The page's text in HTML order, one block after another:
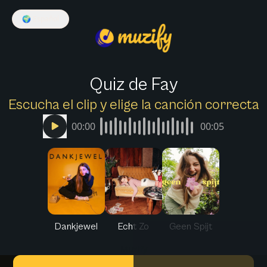
🌍
Quiz de Fay
Escucha el clip y elige la canción correcta
00:00 00:05
Dankjewel Echt Zo Geen Spijt